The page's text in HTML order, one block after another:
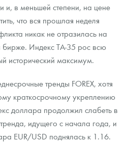
и, в меньшей степени, на цене
что вся прошлая неделя
никак не отразилась на
бирже. Индекс ТА-35 рос всю
исторический максимум.
тренды FOREX, хотя
краткосрочному укреплению
доллара продолжил слабеть в
идущего с начала года, и
EUR/USD поднялась к 1.16.